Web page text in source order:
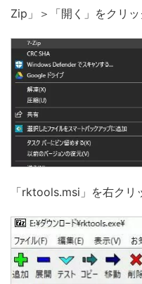
Zip」＞「開く」をクリッ
「rktools.msi」を右クリ